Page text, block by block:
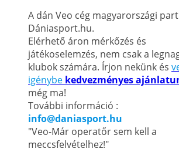
A dán Veo cég magyarországi
Dániasport.hu.
Elérhető áron mérkőzés és
játékoselemzés, nem csak a
klubok számára. Írjon nekünk és
igénybe kedvezményes
még ma!
További információ :
info@daniasport.hu
"Veo-Már operatőr sem kell a
meccsfelvételhez!"